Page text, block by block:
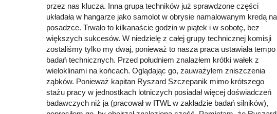
przez nas klucza. Inna grupa techników już sprawdzone części
układała w hangarze jako samolot w obrysie namalowanym kredą na
posadzce. Trwało to kilkanaście godzin w piątek i w sobotę, bez
większych sukcesów. W niedzielę z całej grupy technicznej komisji
zostaliśmy tylko my dwaj, ponieważ to nasza praca ustawiała tempo
badań technicznych. Przed południem znalazłem krótki wałek z
wieloklinami na końcach. Oglądając go, zauważyłem zniszczenia
ząbków. Ponieważ kapitan Ryszard Szczepanik mimo krótszego
stażu pracy w jednostkach lotniczych posiadał więcej doświadczeń
badawczych niż ja (pracował w ITWL w zakładzie badań silników),